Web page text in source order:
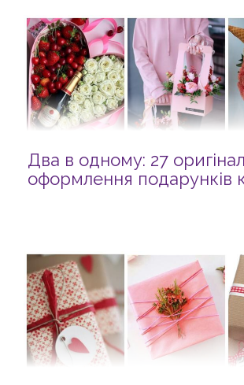
Два в одному: 27
оформлення подарунків